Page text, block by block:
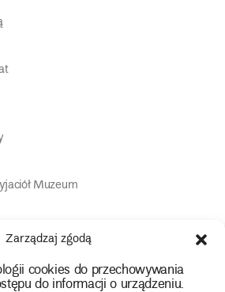
Zarządzaj zgodą
cookies do przechowywania
do informacji o urządzeniu.
Muzeum
potrzebach